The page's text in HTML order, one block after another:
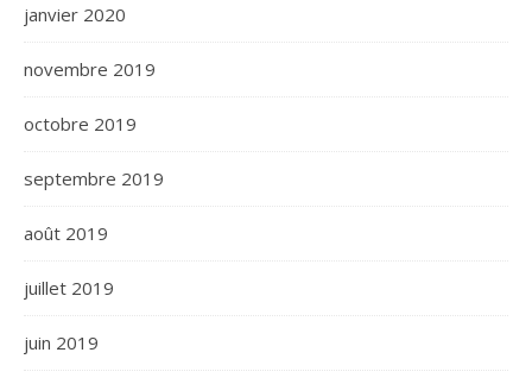
janvier 2020
novembre 2019
octobre 2019
septembre 2019
août 2019
juillet 2019
juin 2019